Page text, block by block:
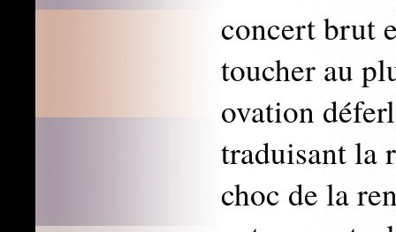
concert brut
toucher au
ovation
traduisant la
choc de la